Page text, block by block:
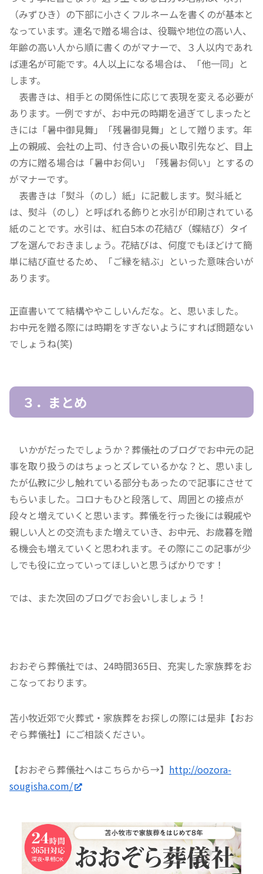
（みずひき）の下部に小さくフルネームを書くのが基本と
なっています。連名で贈る場合は、役職や地位の高い人、
年齢の高い人から順に書くのがマナーで、３人以内であれ
ば連名が可能です。4人以上になる場合は、「他一同」と
します。
表書きは、相手との関係性に応じて表現を変える必要が
あります。一例ですが、お中元の時期を過ぎてしまったと
きには「暑中御見舞」「残暑御見舞」として贈ります。年
上の親戚、会社の上司、付き合いの長い取引先など、目上
の方に贈る場合は「暑中お伺い」「残暑お伺い」とするの
がマナーです。
表書きは「熨斗（のし）紙」に記載します。熨斗紙と
は、熨斗（のし）と呼ばれる飾りと水引が印刷されている
紙のことです。水引は、紅白5本の花結び（蝶結び）タイ
プを選んでおきましょう。花結びは、何度でもほどけて簡
単に結び直せるため、「ご縁を結ぶ」といった意味合いが
あります。
正直書いてて結構ややこしいんだな。と、思いました。
お中元を贈る際には時期をすぎないようにすれば問題ない
でしょうね(笑)
３．まとめ
いかがだったでしょうか？葬儀社のブログでお中元の記
事を取り扱うのはちょっとズレているかな？と、思いまし
たが仏教に少し触れている部分もあったので記事にさせて
もらいました。コロナもひと段落して、周囲との接点が
段々と増えていくと思います。葬儀を行った後には親戚や
親しい人との交流もまた増えていき、お中元、お歳暮を贈
る機会も増えていくと思われます。その際にこの記事が少
しでも役に立っていってほしいと思うばかりです！
では、また次回のブログでお会いしましょう！
おおぞら葬儀社では、24時間365日、充実した家族葬をお
こなっております。
苫小牧近郊で火葬式・家族葬をお探しの際には是非【おお
ぞら葬儀社】にご相談ください。
【おおぞら葬儀社へはこちらから→】 http://oozora-
sougisha.com/